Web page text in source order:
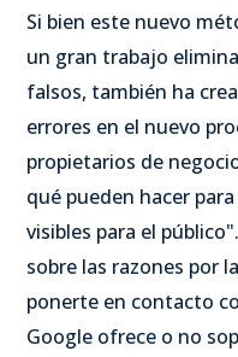
Si bien este nuevo
un gran trabajo
falsos, también ha
errores en el nuevo
propietarios de
qué pueden hacer
visibles para el público".
sobre las razones por
ponerte en contacto
Google ofrece o no